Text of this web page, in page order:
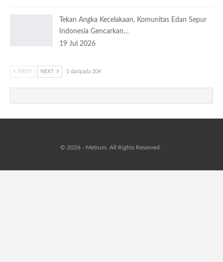
Tekan Angka Kecelakaan, Komunitas Edan Sepur
Indonesia Gencarkan…
19 Jul 2026
PREV NEXT 1 daripada 204
© 2026 - Metrum. All Rights Reserved.